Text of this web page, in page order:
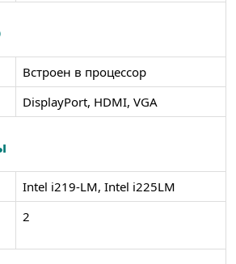
Встроен в процессор
DisplayPort, HDMI, VGA
Intel i219-LM, Intel i225LM
2